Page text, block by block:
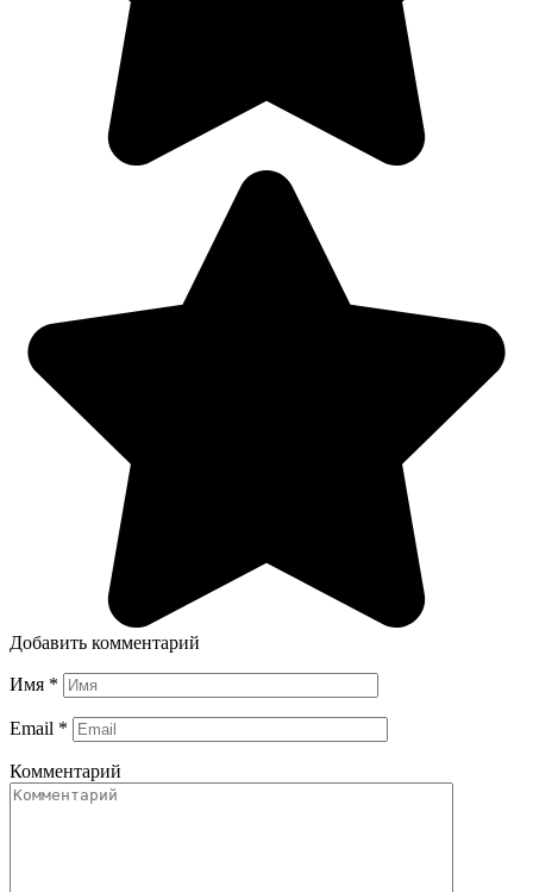
Добавить комментарий
Имя *
Email *
Комментарий